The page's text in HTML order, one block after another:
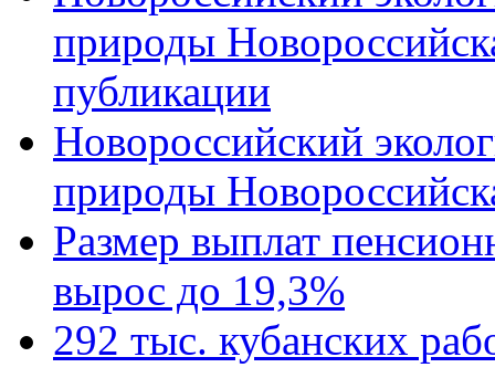
природы
публикации
Новороссийский
природы
Размер выплат
вырос до 19,3%
292 тыс. кубанских